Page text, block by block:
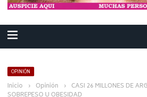
OPINIÓN
Inicio › Opinión › CASI 26 MILLONES DE